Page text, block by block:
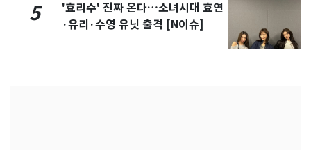
5
'효리수' 진짜 온다…소녀시대 효연
·유리·수영 유닛 출격 [N이슈]